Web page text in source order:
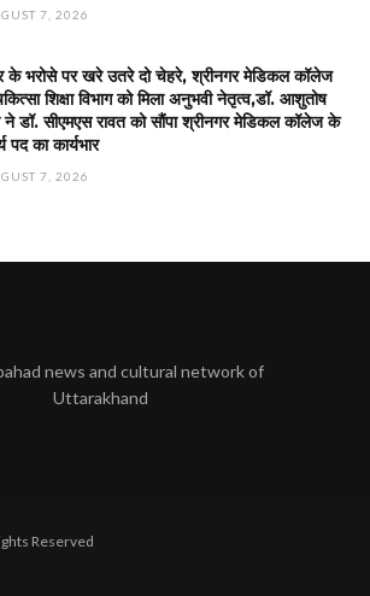
7, 2026
के भरोसे पर खरे उतरे दो चेहरे, श्रीनगर मेडिकल कॉलेज
शिक्षा विभाग को मिला अनुभवी नेतृत्व,डॉ. आशुतोष
ने डॉ. सीएमएस रावत को सौंपा श्रीनगर मेडिकल कॉलेज के
पद का कार्यभार
7, 2026
news and cultural network of
Uttarakhand
Reserved